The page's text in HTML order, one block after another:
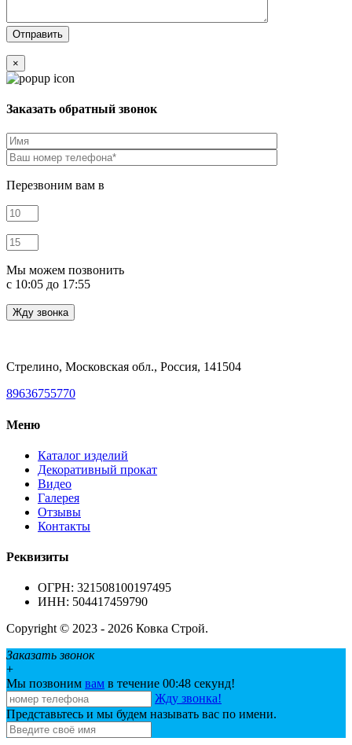
×
Заказать обратный звонок
Перезвоним вам в
Мы можем позвонить
c 10:05 до 17:55
Стрелино, Московская обл., Россия, 141504
89636755770
Меню
Каталог изделий
Декоративный прокат
Видео
Галерея
Отзывы
Контакты
Реквизиты
ОГРН: 321508100197495
ИНН: 504417459790
Copyright © 2023 - 2026 Ковка Строй.
Заказать звонок
+
Мы позвоним вам в течение 00:48 секунд!
Жду звонка!
Представьтесь и мы будем называть вас по имени.